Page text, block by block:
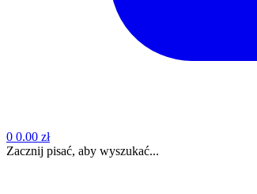
0 0.00 zł
Zacznij pisać, aby wyszukać...